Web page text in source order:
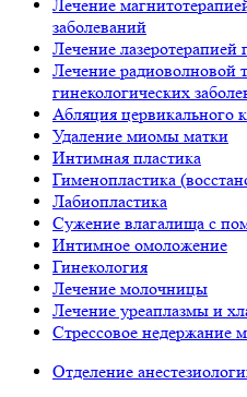
Лечение
заболеваний
Лечение лазеротерапией
Лечение радиоволновой
гинекологических
Абляция цервикального
Удаление миомы матки
Интимная пластика
Гименопластика
Лабиопластика
Сужение влагалища с
Интимное омоложение
Гинекология
Лечение молочницы
Лечение уреаплазмы и
Стрессовое недержание
Отделение